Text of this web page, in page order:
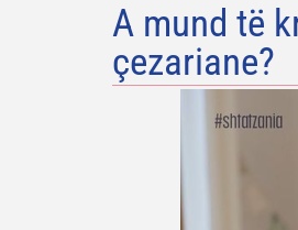
A mund të
çezariane?